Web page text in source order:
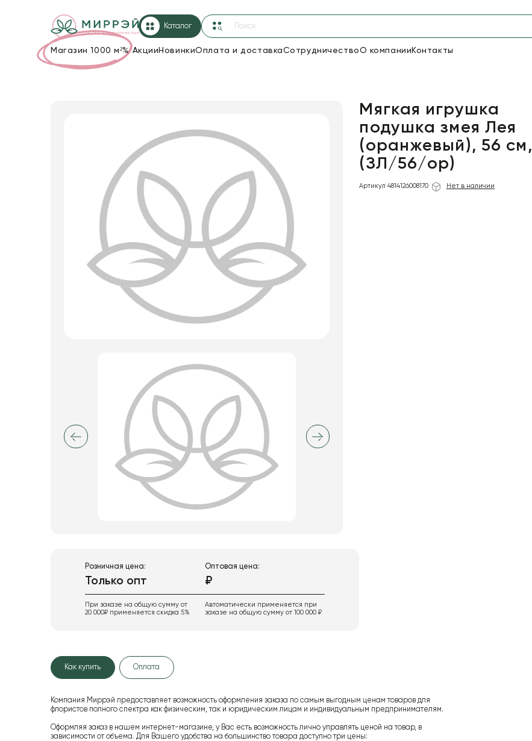
Каталог
Магазин 1000 м²%Акции НовинкиОплата и доставкаСотрудничествоО компании Контакты
48
прозрачная
Декор для дома
Пакеты для цветов и подарков
Искусственные цветы и растения
Декоративные вазы, кашпо
Изделия из металла
Сухоцветы
Мягкая игрушка
подушка змея Лея
(оранжевый), 56 см,
(ЗЛ/56/ор)
Артикул 4814126008170 Нет в наличии
Розничная цена:
Только опт
При заказе на общую сумму от
20 000₽ применяется скидка 5%
Оптовая цена:
₽
Автоматически применяется при
заказе на общую сумму от 100 000 ₽
Как купить Оплата
Компания Миррэй предоставляет возможность оформления заказа по самым выгодным ценам товаров для
флористов полного спектра как физическим, так и юридическим лицам и индивидуальным предпринимателям.
Оформляя заказ в нашем интернет-магазине, у Вас есть возможность лично управлять ценой на товар, в
зависимости от объема. Для Вашего удобства на большинство товара доступно три цены: